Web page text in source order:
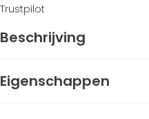
Trustpilot
Beschrijving
rechterkant zit een
Eigenschappen